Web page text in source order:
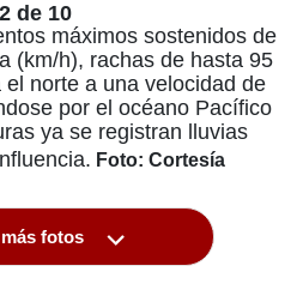
2 de 10
máximos sostenidos de
(km/h), rachas de hasta 95
norte a una velocidad de
por el océano Pacífico
ya se registran lluvias
Foto: Cortesía
fotos